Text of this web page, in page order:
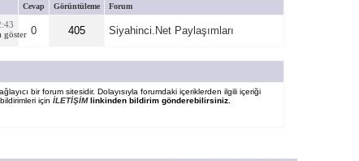
Cevap Görüntüleme Forum
0 405 Siyahinci.Net Paylaşımları
bir forum sitesidir. Dolayısıyla forumdaki içeriklerden ilgili içeriği
için İLETİŞİMlinkinden bildirim gönderebilirsiniz.